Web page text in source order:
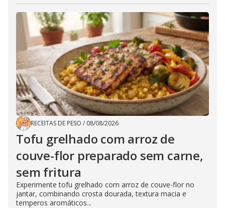
RECEITAS DE PESO / 08/08/2026
Tofu grelhado com arroz de
couve-flor preparado sem carne,
sem fritura
Experimente tofu grelhado com arroz de couve-flor no
jantar, combinando crosta dourada, textura macia e
temperos aromáticos...